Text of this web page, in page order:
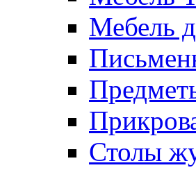
Мебель
Столы